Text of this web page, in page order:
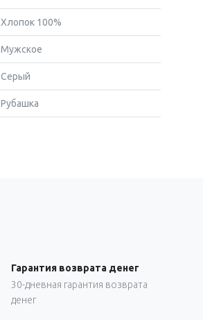
Хлопок 100%
Мужское
Серый
Рубашка
Гарантия возврата денег
30-дневная гарантия возврата
денег